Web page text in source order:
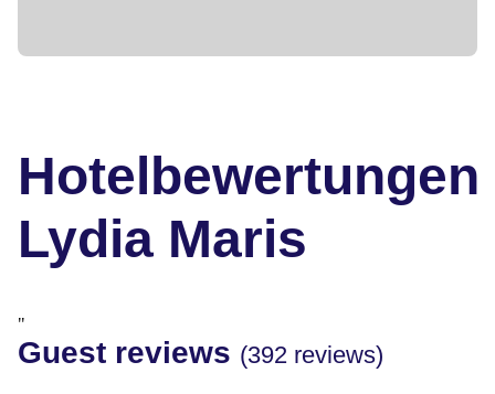
Hotelbewertungen
Lydia Maris
"
Guest reviews (392 reviews)